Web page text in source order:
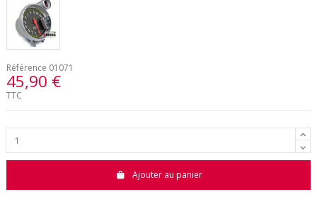
Référence 01071
45,90 €
TTC
Ajouter au panier